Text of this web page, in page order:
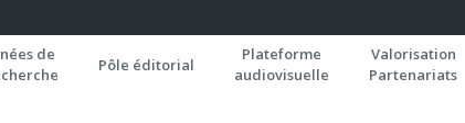
de
Pôle éditorial
Plateforme
audiovisuelle
Valorisation
Partenariats